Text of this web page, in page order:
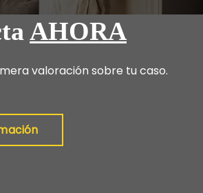
AHORA
valoración sobre tu caso.